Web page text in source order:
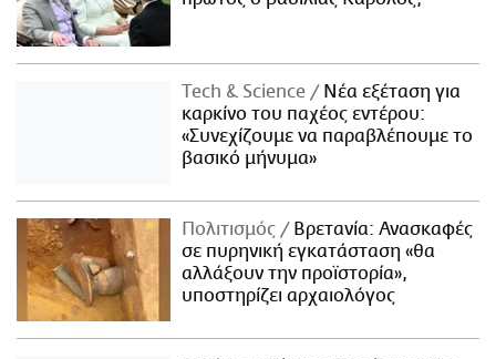
Τech & Science
Νέα εξέταση για
καρκίνο του παχέος εντέρου:
«Συνεχίζουμε να παραβλέπουμε το
βασικό μήνυμα»
Πολιτισμός
Βρετανία: Ανασκαφές
σε πυρηνική εγκατάσταση «θα
αλλάξουν την προϊστορία»,
υποστηρίζει αρχαιολόγος